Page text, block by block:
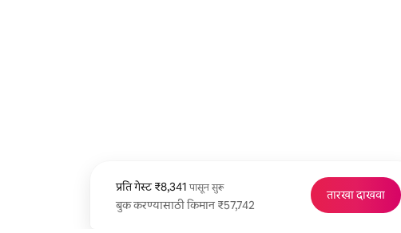
प्रति गेस्ट ₹8,341 पासून सुरू
प्रति गेस्ट ₹8,341 पासून
बुक करण्यासाठी किमान ₹57,742
तारखा दाखवा